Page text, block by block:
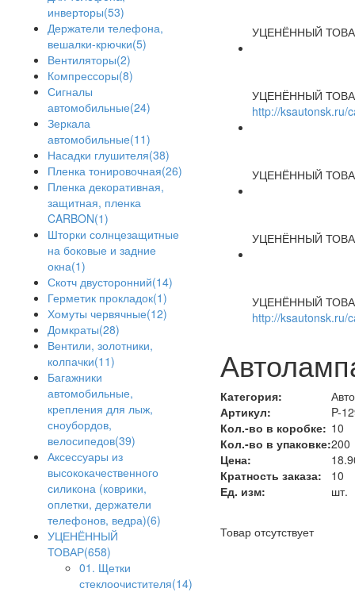
инверторы(53)
Держатели телефона,
вешалки-крючки(5)
Вентиляторы(2)
Компрессоры(8)
Сигналы
автомобильные(24)
Зеркала
автомобильные(11)
Насадки глушителя(38)
Пленка тонировочная(26)
Пленка декоративная,
защитная, пленка
CARBON(1)
Шторки солнцезащитные
на боковые и задние
окна(1)
Скотч двусторонний(14)
Герметик прокладок(1)
Хомуты червячные(12)
Домкраты(28)
Вентили, золотники,
колпачки(11)
Багажники
автомобильные,
крепления для лыж,
сноубордов,
велосипедов(39)
Аксессуары из
высококачественного
силикона (коврики,
оплетки, держатели
телефонов, ведра)(6)
УЦЕНЁННЫЙ
ТОВАР(658)
01. Щетки
стеклоочистителя(14)
УЦЕНЁННЫЙ
УЦЕНЁННЫЙ
http://ksautonsk.ru/
УЦЕНЁННЫЙ
УЦЕНЁННЫЙ
УЦЕНЁННЫЙ
http://ksautonsk.ru/
Категория:
Артикул:
P-
Кол.-во в коробке: 10
Кол.-во в упаковке:200
Цена:
Кратность заказа:
10
Ед. изм:
шт.
Товар отсутствует